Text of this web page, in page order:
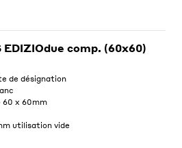
comp. (60x60)
de désignation
60 x 60mm
utilisation vide